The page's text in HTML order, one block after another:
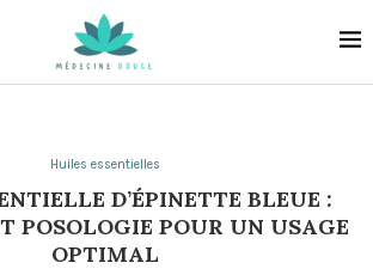
Huiles essentielles
D’ÉPINETTE BLEUE :
POSOLOGIE POUR UN USAGE
OPTIMAL